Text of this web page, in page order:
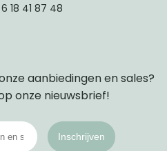
6 18 41 87 48
aanbiedingen en sales?
onze nieuwsbrief!
Inschrijven